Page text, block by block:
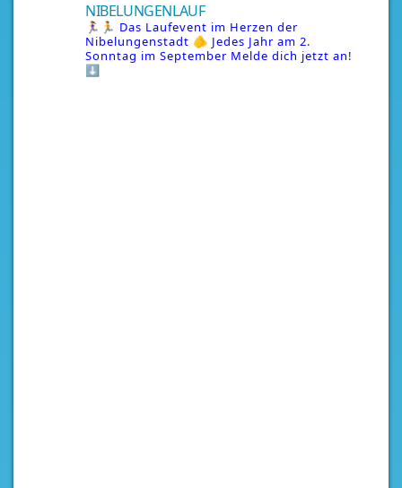
NIBELUNGENLAUF
🏃‍♀️🏃 Das Laufevent im Herzen der
Nibelungenstadt 🫵 Jedes Jahr am 2.
Sonntag im September Melde dich jetzt an!
⬇️